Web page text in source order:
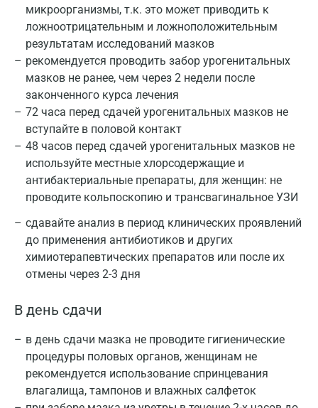
микроорганизмы, т.к. это может приводить к
ложноотрицательным и ложноположительным
результатам исследований мазков
рекомендуется проводить забор урогенитальных
мазков не ранее, чем через 2 недели после
законченного курса лечения
72 часа перед сдачей урогенитальных мазков не
вступайте в половой контакт
48 часов перед сдачей урогенитальных мазков не
используйте местные хлорсодержащие и
антибактериальные препараты, для женщин: не
проводите кольпоскопию и трансвагинальное УЗИ
сдавайте анализ в период клинических проявлений
до применения антибиотиков и других
химиотерапевтических препаратов или после их
отмены через 2-3 дня
В день сдачи
в день сдачи мазка не проводите гигиенические
процедуры половых органов, женщинам не
рекомендуется использование спринцевания
влагалища, тампонов и влажных салфеток